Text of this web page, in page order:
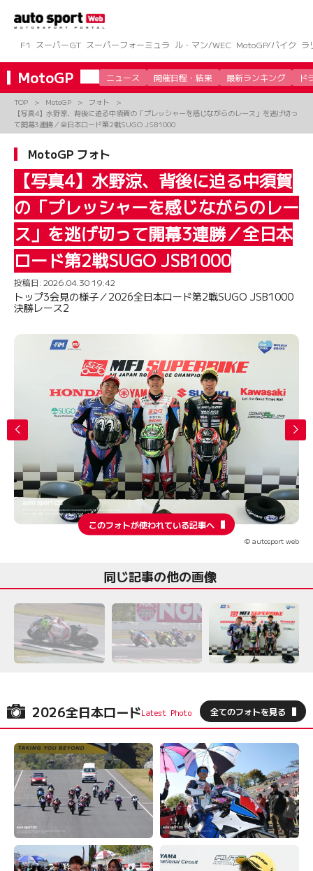
ツ
へ
ス
キ
F1 スーパーGT スーパーフォーミュラ ル・マン/WEC MotoGP/バイク ラ
MotoGP ニュース 開催日程・結果 最新ランキング ド
TOP MotoGP
フォト
【写真4】水野涼、背後に迫る中須賀の「プレッシャーを感じながらのレース」を逃げ切っ
て開幕3連勝／全日本ロード第2戦SUGO JSB1000
MotoGP フォト
【写真4】水野涼、背後に迫る中須賀
の「プレッシャーを感じながらのレー
ス」を逃げ切って開幕3連勝／全日本
ロード第2戦SUGO JSB1000
投稿日: 2026.04.30 19:42
トップ3会見の様子／2026全日本ロード第2戦SUGO JSB1000
決勝レース2
このフォトが使われている記事へ
© autosport web
同じ記事の他の画像
2026全日本ロード 全てのフォトを見る